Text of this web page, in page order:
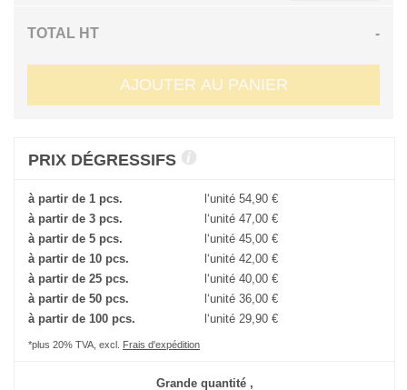
TOTAL HT -
AJOUTER AU PANIER
PRIX DÉGRESSIFS
à partir de 1 pcs. l‘unité54,90 €
à partir de 3 pcs.
l‘unité47,00 €
à partir de 5 pcs.
l‘unité45,00 €
à partir de 10 pcs.
l‘unité42,00 €
à partir de 25 pcs.
l‘unité40,00 €
à partir de 50 pcs.
l‘unité36,00 €
à partir de 100 pcs.
l‘unité29,90 €
*plus 20% TVA, excl. Frais d'expédition
Grande quantité ,